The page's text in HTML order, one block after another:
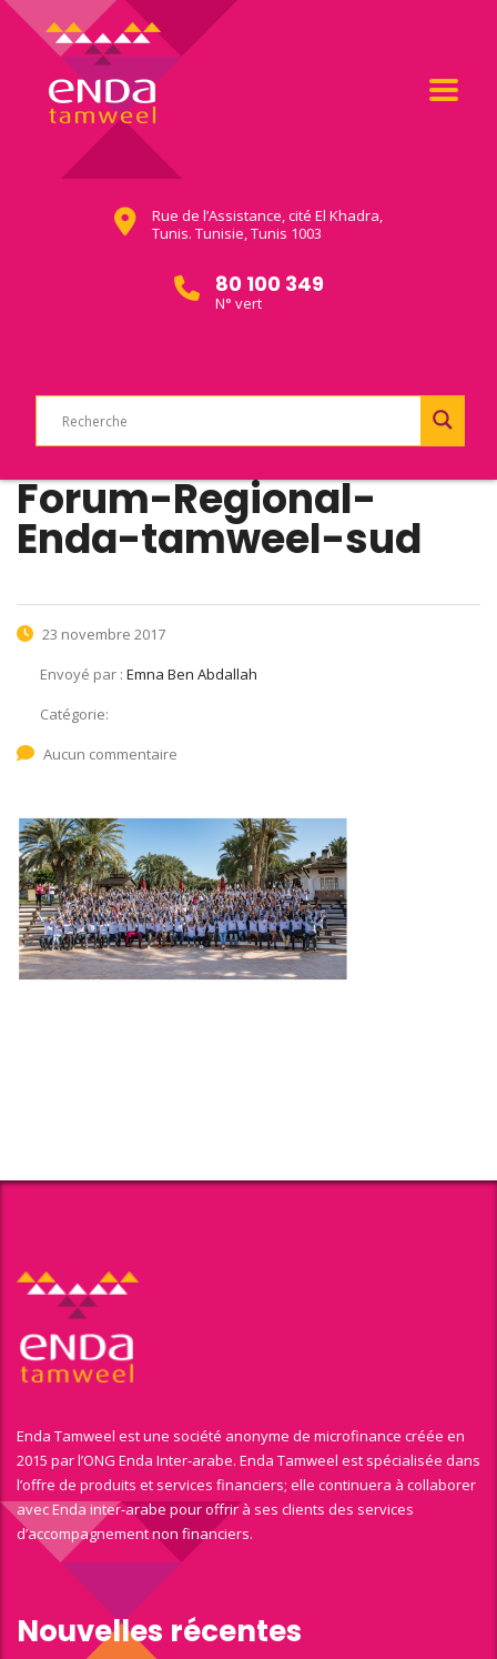
Rue de l’Assistance, cité El Khadra,
Tunis. Tunisie, Tunis 1003
80 100 349
N° vert
Forum-Regional-
Enda-tamweel-sud
23 novembre 2017
Envoyé par : Emna Ben Abdallah
Catégorie:
Aucun commentaire
Enda Tamweel est une société anonyme de microfinance créée en
2015 par l’ONG Enda Inter-arabe. Enda Tamweel est spécialisée dans
l’offre de produits et services financiers; elle continuera à collaborer
avec Enda inter-arabe pour offrir à ses clients des services
d’accompagnement non financiers.
Nouvelles récentes